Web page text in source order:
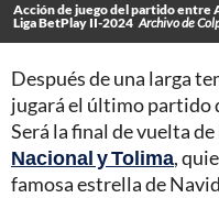
Acción de juego del partido entre
Liga BetPlay II-2024 Archivo de
Después de una larga
jugará el último partido
Será la final de vuelta
Nacional y Tolima,
famosa estrella de